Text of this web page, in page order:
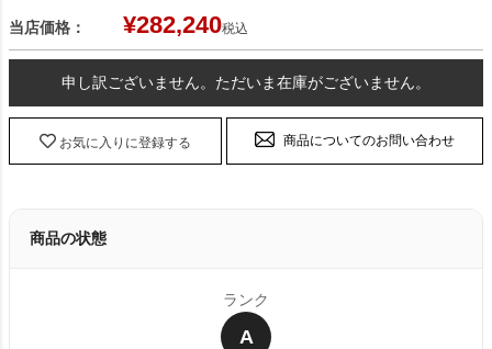
当店価格： ¥282,240税込
申し訳ございません。ただいま在庫がございません。
お気に入りに登録する 商品についてのお問い合わせ
商品の状態
ランク
A